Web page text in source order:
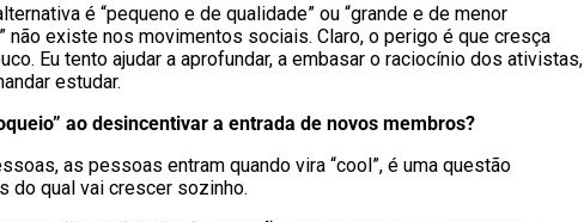
é “pequeno e de qualidade” ou “grande e de menor
não existe nos movimentos sociais. Claro, o perigo é que cresça
Eu tento ajudar a aprofundar, a embasar o raciocínio dos ativistas,
estudar.
ao desincentivar a entrada de novos membros?
as pessoas entram quando vira “cool”, é uma questão
do qual vai crescer sozinho.